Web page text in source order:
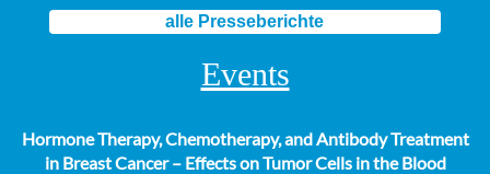
alle Presseberichte
Events
Hormone Therapy, Chemotherapy, and Antibody Treatment
in Breast Cancer – Effects on Tumor Cells in the Blood